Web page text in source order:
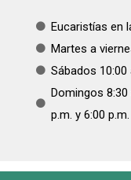
Eucaristías en
Martes a
Sábados 10:00
Domingos 8:30
p.m. y 6:00 p.m.